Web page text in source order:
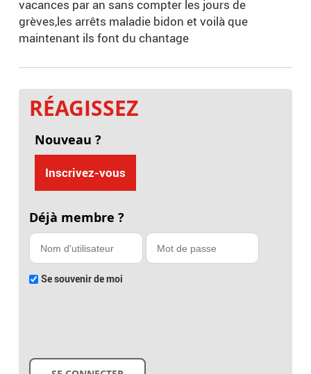
vacances par an sans compter les jours de
grèves,les arrêts maladie bidon et voilà que
maintenant ils font du chantage
RÉAGISSEZ
Nouveau ?
Inscrivez-vous
Déjà membre ?
Se souvenir de moi